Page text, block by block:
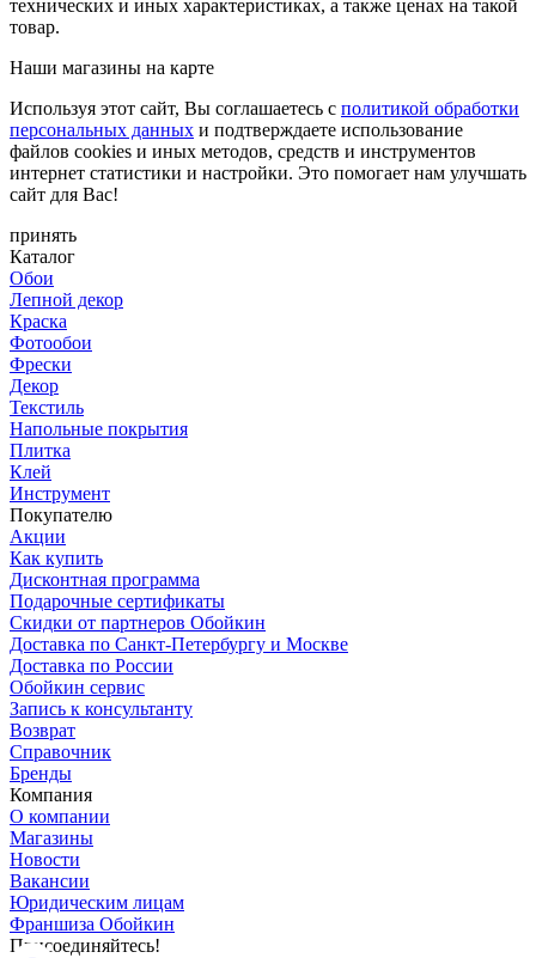
технических и иных характеристиках, а также ценах на такой
товар.
Наши магазины на карте
Используя этот сайт, Вы соглашаетесь с политикой обработки
персональных данных и подтверждаете использование
файлов cookies и иных методов, средств и инструментов
интернет статистики и настройки. Это помогает нам улучшать
сайт для Вас!
принять
Каталог
Обои
Лепной декор
Краска
Фотообои
Фрески
Декор
Текстиль
Напольные покрытия
Плитка
Клей
Инструмент
Покупателю
Акции
Как купить
Дисконтная программа
Подарочные сертификаты
Скидки от партнеров Обойкин
Доставка по Санкт-Петербургу и Москве
Доставка по России
Обойкин сервис
Запись к консультанту
Возврат
Справочник
Бренды
Компания
О компании
Магазины
Новости
Вакансии
Юридическим лицам
Франшиза Обойкин
Присоединяйтесь!